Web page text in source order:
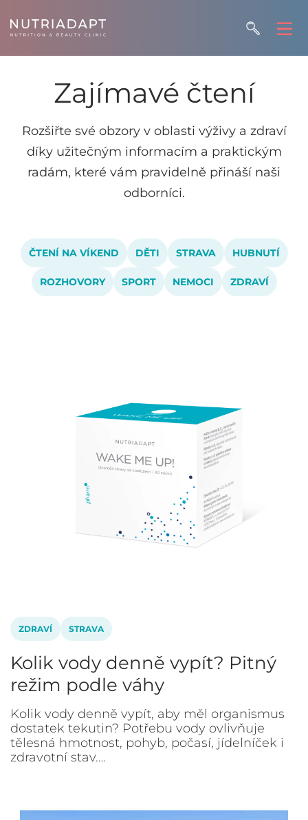
Zajímavé čtení
Rozšiřte své obzory v oblasti výživy a zdraví
díky užitečným informacím a praktickým
radám, které vám pravidelně přináší naši
odborníci.
ČTENÍ NA VÍKEND DĚTI STRAVA HUBNUTÍ
ROZHOVORY SPORT NEMOCI ZDRAVÍ
ZDRAVÍ STRAVA
Kolik vody denně vypít? Pitný
režim podle váhy
Kolik vody denně vypít, aby měl organismus
dostatek tekutin? Potřebu vody ovlivňuje
tělesná hmotnost, pohyb, počasí, jídelníček i
zdravotní stav.…